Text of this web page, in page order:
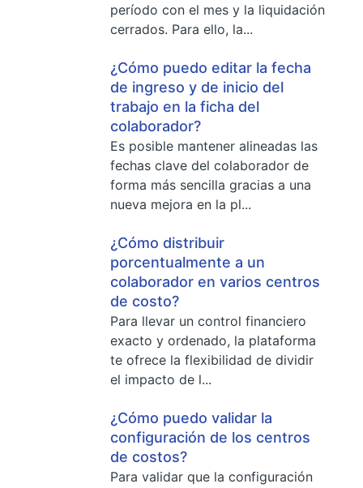
período con el mes y la liquidación
cerrados. Para ello, la...
¿Cómo puedo editar la fecha
de ingreso y de inicio del
trabajo en la ficha del
colaborador?
Es posible mantener alineadas las
fechas clave del colaborador de
forma más sencilla gracias a una
nueva mejora en la pl...
¿Cómo distribuir
porcentualmente a un
colaborador en varios centros
de costo?
Para llevar un control financiero
exacto y ordenado, la plataforma
te ofrece la flexibilidad de dividir
el impacto de l...
¿Cómo puedo validar la
configuración de los centros
de costos?
Para validar que la configuración